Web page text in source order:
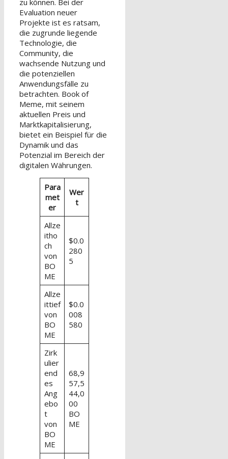
zu können. Bei der
Evaluation neuer
Projekte ist es ratsam,
die zugrunde liegende
Technologie, die
Community, die
wachsende Nutzung und
die potenziellen
Anwendungsfälle zu
betrachten. Book of
Meme, mit seinem
aktuellen Preis und
Marktkapitalisierung,
bietet ein Beispiel für die
Dynamik und das
Potenzial im Bereich der
digitalen Währungen.
Para
met
er
Wer
t
Allze
itho
ch
von
BO
ME
$0.0
280
5
Allze
ittief
von
BO
ME
$0.0
008
580
Zirk
ulier
end
es
Ang
ebo
t
von
BO
ME
68,9
57,5
44,0
00
BO
ME